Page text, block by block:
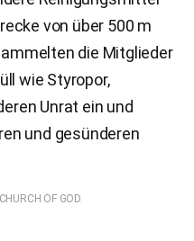
von über 500 m
die Mitglieder
wie Styropor,
Unrat ein und
und gesünderen
OF GOD.